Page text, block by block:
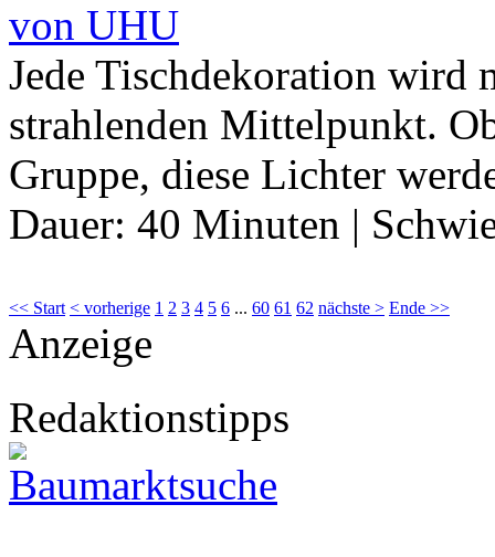
von UHU
Jede Tischdekoration wird
strahlenden Mittelpunkt.
Gruppe, diese Lichter
Dauer: 40 Minuten |
<< Start < vorherige 1 2 3 4 5 6 ... 60 61 62 nächste > Ende >>
Anzeige
Redaktionstipps